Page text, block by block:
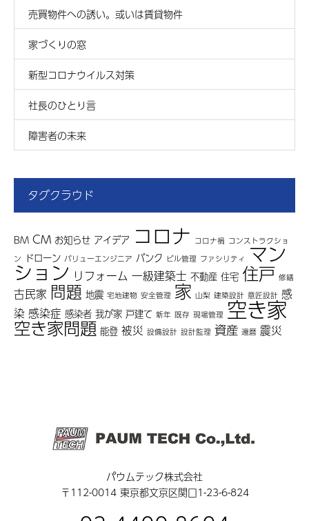
売買物件への誘い。或いは賃貸物件
家づくりの窓
新型コロナウイルス対策
社長のひとり言
障害者の未来
タグクラウド
BM CM お知らせ アイデア コロナ コロナ禍 コンストラクショ
ン ドローン バリューエンジニア バンク ビル管理 ファシリティ マン
ション リフォーム 一級建築士 不動産 住宅 住戸 修繕
古民家 問題 地震 宅地建物 安全管理 家 山梨 建築設計 意匠設計 感
染 感染症 感染者 我が家 戸建て 新年 既存 現場管理 空き家
空き家問題 能登 被災 設備設計 設計監理 資産 還暦 震災
パウムテック株式会社
〒112-0014 東京都文京区関口1-23-6-824